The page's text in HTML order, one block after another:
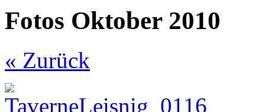
Fotos Oktober 2010
« Zurück